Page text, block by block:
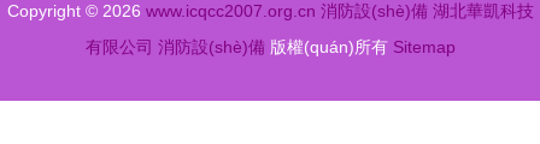
Copyright © 2026 www.icqcc2007.org.cn 消防設(shè)備 湖北華凱科技
有限公司 消防設(shè)備 版權(quán)所有 Sitemap